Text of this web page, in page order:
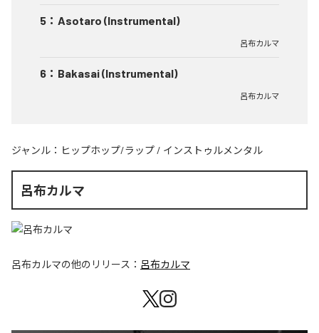
5 ： Asotaro (Instrumental)
呂布カルマ
6 ： Bakasai (Instrumental)
呂布カルマ
ジャンル： ヒップホップ/ラップ / インストゥルメンタル
呂布カルマ
呂布カルマの他のリリース： 呂布カルマ